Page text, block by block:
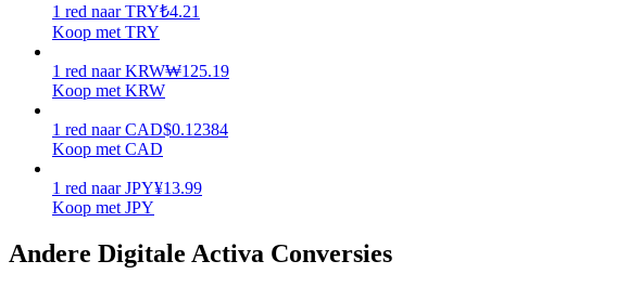
Macht varkentje
Verdien dagelijks competitieve beloningen
1 red naar TRY₺4.21
Koop met TRY
1 red naar KRW₩125.19
Koop met KRW
1 red naar CAD$0.12384
Koop met CAD
1 red naar JPY¥13.99
Koop met JPY
Andere Digitale Activa Conversies